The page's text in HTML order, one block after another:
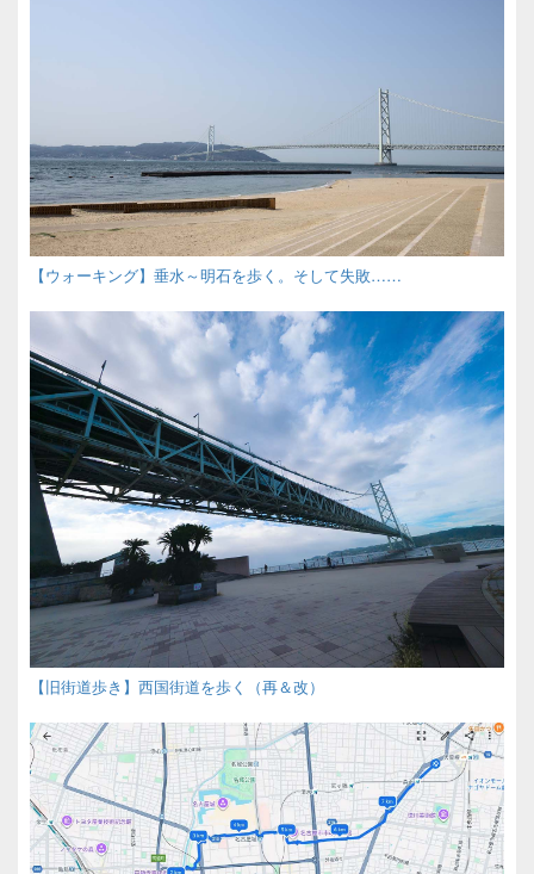
【ウォーキング】垂水～明石を歩く。そして失敗……
【旧街道歩き】西国街道を歩く（再＆改）